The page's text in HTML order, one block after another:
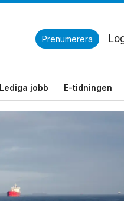
Prenumerera
Lediga jobb E-tidningen